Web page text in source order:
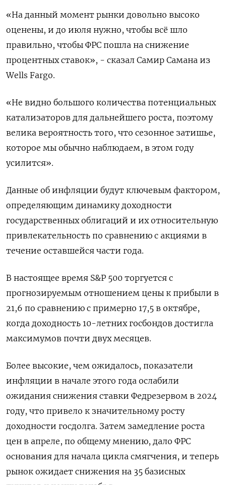
«На данный момент рынки довольно высоко
оценены, и до июля нужно, чтобы всё шло
правильно, чтобы ФРС пошла на снижение
процентных ставок», - сказал Самир Самана из
Wells Fargo.
«Не видно большого количества потенциальных
катализаторов для дальнейшего роста, поэтому
велика вероятность того, что сезонное затишье,
которое мы обычно наблюдаем, в этом году
усилится».
Данные об инфляции будут ключевым фактором,
определяющим динамику доходности
государственных облигаций и их относительную
привлекательность по сравнению с акциями в
течение оставшейся части года.
В настоящее время S&P 500 торгуется с
прогнозируемым отношением цены к прибыли в
21,6 по сравнению с примерно 17,5 в октябре,
когда доходность 10-летних госбондов достигла
максимумов почти двух месяцев.
Более высокие, чем ожидалось, показатели
инфляции в начале этого года ослабили
ожидания снижения ставки Федрезервом в 2024
году, что привело к значительному росту
доходности госдолга. Затем замедление роста
цен в апреле, по общему мнению, дало ФРС
основания для начала цикла смягчения, и теперь
рынок ожидает снижения на 35 базисных